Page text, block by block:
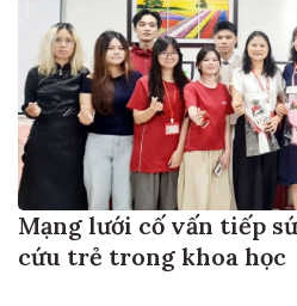
Mạng lưới cố vấn tiếp
cứu trẻ trong khoa học